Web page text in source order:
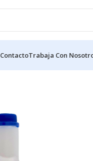
ContactoTrabaja Con